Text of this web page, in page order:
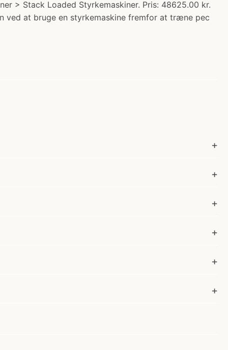
> Stack Loaded Styrkemaskiner. Pris: 48625.00 kr.
ved at bruge en styrkemaskine fremfor at træne pec